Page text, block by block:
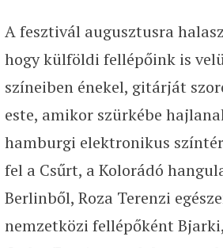
A fesztivál augusztusra
hogy külföldi fellépőink is
színeiben énekel, gitárját
este, amikor szürkébe
hamburgi elektronikus
fel a Csűrt, a Kolorádó
Berlinből, Roza Terenzi
nemzetközi fellépőként